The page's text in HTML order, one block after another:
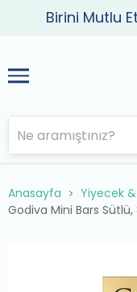
Birini Mutlu
Anasayfa Yiyecek
Godiva Mini Bars